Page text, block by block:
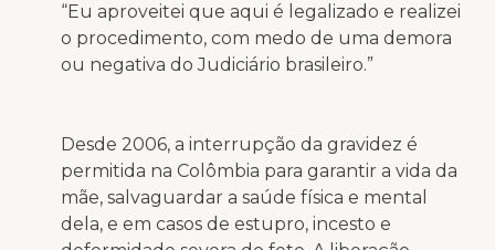
“Eu aproveitei que aqui é legalizado e realizei
o procedimento, com medo de uma demora
ou negativa do Judiciário brasileiro.”
Desde 2006, a interrupção da gravidez é
permitida na Colômbia para garantir a vida da
mãe, salvaguardar a saúde física e mental
dela, e em casos de estupro, incesto e